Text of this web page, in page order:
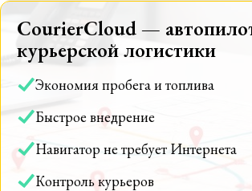
CourierCloud —
курьерской логистики
Экономия пробега и топлива
Быстрое внедрение
Навигатор не требует Интернета
Контроль курьеров